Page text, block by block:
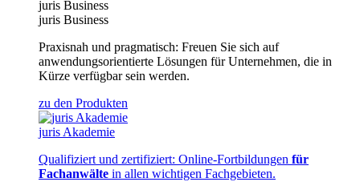
juris Business
juris Business
Praxisnah und pragmatisch: Freuen Sie sich auf
anwendungsorientierte Lösungen für Unternehmen, die in
Kürze verfügbar sein werden.
zu den Produkten
juris Akademie
Qualifiziert und zertifiziert: Online-Fortbildungen für
Fachanwälte in allen wichtigen Fachgebieten.